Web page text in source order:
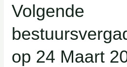
Volgende
op 24 Maart
Volgende
bestuursvergadering
is
24